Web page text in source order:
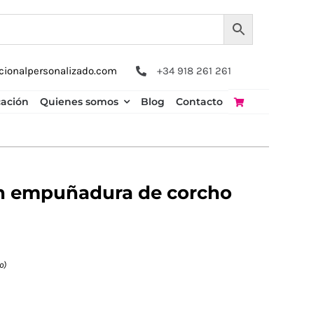
+34 918 261 261
Quienes somos Blog Contacto
empuñadura de corcho